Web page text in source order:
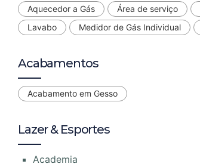
Aquecedor a Gás Área de serviço
Lavabo
Medidor de Gás Individual
Acabamentos
Acabamento em Gesso
Lazer & Esportes
Academia